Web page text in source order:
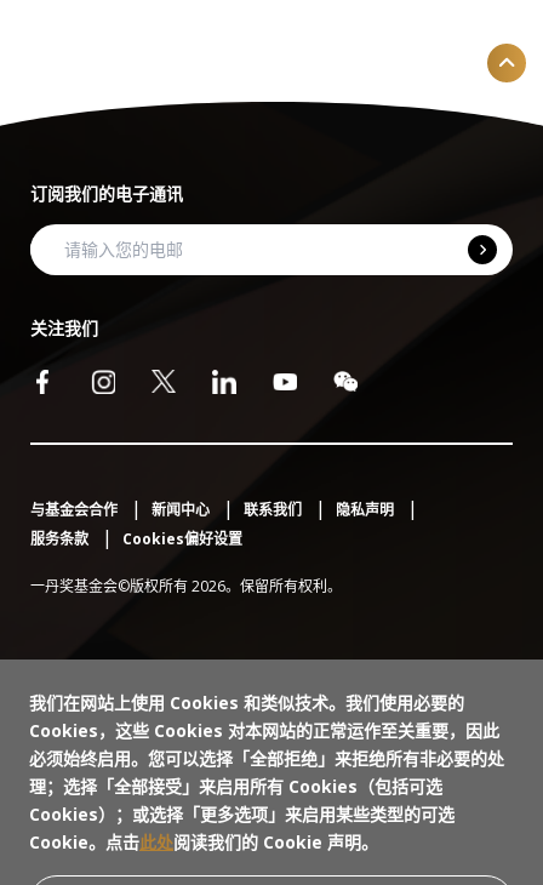
订阅我们的电子通讯
关注我们
与基金会合作 新闻中心 联系我们
隐私声明
服务条款
Cookies偏好设置
一丹奖基金会©版权所有 2026。保留所有权利。
我们在网站上使用 Cookies 和类似技术。我们使用必要的
Cookies，这些 Cookies 对本网站的正常运作至关重要，因此
必须始终启用。您可以选择「全部拒绝」来拒绝所有非必要的处
理；选择「全部接受」来启用所有 Cookies（包括可选
Cookies）；或选择「更多选项」来启用某些类型的可选
Cookie。点击此处阅读我们的 Cookie 声明。